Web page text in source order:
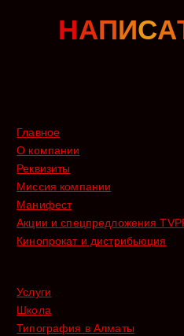
НАПИСА
Главное
О компании
Реквизиты
Миссия компании
Манифест
Акции и спецпредложения
Кинопрокат и дистрибьюция
Услуги
Школа
Типография в Алматы